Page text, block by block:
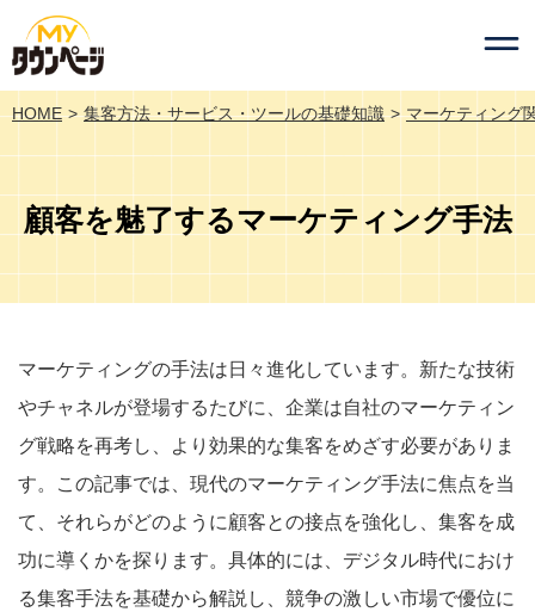
HOME 集客方法・サービス・ツールの基礎知識 マーケティング
顧客を魅了するマーケティング手法
マーケティングの手法は日々進化しています。新たな技術
やチャネルが登場するたびに、企業は自社のマーケティン
グ戦略を再考し、より効果的な集客をめざす必要がありま
す。この記事では、現代のマーケティング手法に焦点を当
て、それらがどのように顧客との接点を強化し、集客を成
功に導くかを探ります。具体的には、デジタル時代におけ
る集客手法を基礎から解説し、競争の激しい市場で優位に